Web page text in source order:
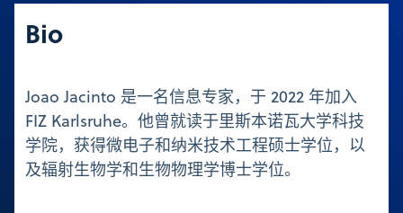
Bio
Joao Jacinto 是一名信息专家，于 2022 年加入
FIZ Karlsruhe。他曾就读于里斯本诺瓦大学科技
学院，获得微电子和纳米技术工程硕士学位，以
及辐射生物学和生物物理学博士学位。